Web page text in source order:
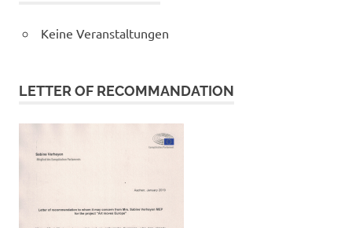
Keine Veranstaltungen
LETTER OF RECOMMANDATION